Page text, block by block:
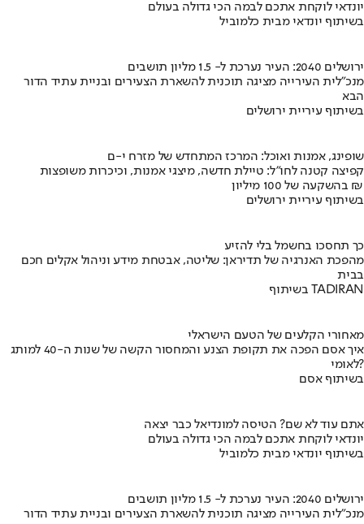
יונדאי לוקחת אתכם לבמה הכי גדולה בעולם
בשיתוף יונדאי מבית כלמוביל
ירושלים 2040: העיר נערכת ל- 1.5 מליון תושבים
מנכ"לית העירייה מציגה תוכנית להשארת הצעירים ובניית עתיד הדור
הבא
בשיתוף עיריית ירושלים
שופינג, אמנות ואוכל: המרכז המתחדש של מזרח י-ם
קפיצה קטנה לחו"ל: טיילת חדשה, מיצגי אמנות, וכיכרות משופצות
בהשקעה של 100 מיליון ₪
בשיתוף עיריית ירושלים
כך תחסכו בחשמל בלי להזיע
מהפכת האנרגיה של תדיראן: שליטה, אבטחת מידע וניהול אקלים חכם
בבית
בשיתוף TADIRAN
מאחורי הקלעים של הטעם הישראלי
איך אסם הפכה את תקופת הצנע והמחסור הקשה של שנות ה-40 למותג
לאומי?
בשיתוף אסם
אתם עוד לא שם? הטיסה למונדיאל כבר יצאה
יונדאי לוקחת אתכם לבמה הכי גדולה בעולם
בשיתוף יונדאי מבית כלמוביל
ירושלים 2040: העיר נערכת ל- 1.5 מליון תושבים
מנכ"לית העירייה מציגה תוכנית להשארת הצעירים ובניית עתיד הדור